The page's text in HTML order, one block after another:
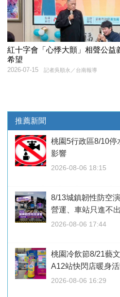
紅十字會「心悸大顫」相聲公
希望
記者吳順永／台南報導
2026-07-15
推薦新聞
桃園5行政區8/10
影響
2026-08-06 18:15
8/13城鎮韌性防空
營運、車站只進不
2026-08-06 17:44
桃園冷飲節8/21藝
A12站快閃店暖身
2026-08-06 16:29